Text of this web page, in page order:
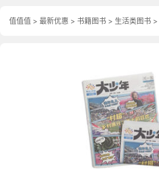
值值值 > 最新优惠 > 书籍图书 > 生活类图书 >